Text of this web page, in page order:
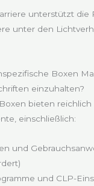
unterstützt die
unter den
Boxen
einzuhalten?
bieten
einschließlich:
und
und CLP-